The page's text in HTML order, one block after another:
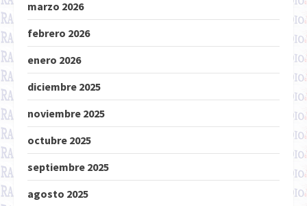
marzo 2026
febrero 2026
enero 2026
diciembre 2025
noviembre 2025
octubre 2025
septiembre 2025
agosto 2025